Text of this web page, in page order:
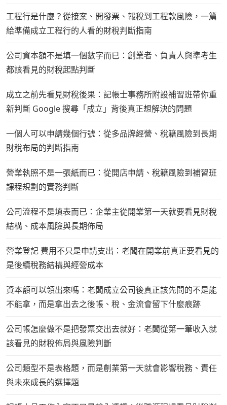
工程行是什麼？從接案、開發票、報稅到工程款風險，一篇
給準備成立工程行的人看的財稅判斷指南
公司資本額不是填一個數字而已：創業者、負責人與準考生
都該看見的財稅起點判斷
成立之前先看見財稅後果：記帳士事務所附設補習班帶你重
新判斷 Google 搜尋「成立」背後真正想解決的問題
一個人可以申請幾個行號：從多品牌經營、稅籍風險到長期
財稅布局的判斷指南
營業執照不是一張紙而已：從開店申請、稅籍風險到補習班
課程規劃的實務判斷
公司流程不是填表而已：企業主從開業第一天就要看見財稅
結構、成本風險與長期佈局
營業登記 費用不只是申請支出：老闆在開業前真正要看見的
是後續稅務結構與經營成本
資本額可以領出來嗎：老闆成立公司後真正該先問的不是能
不能拿，而是拿出去之後帳、稅、金流會留下什麼痕跡
公司帳怎麼做不是把發票交出去就好：老闆從第一筆收入就
該看見的財稅佈局與風險判斷
公司類型不是表格題，而是創業第一天就會影響稅務、責任
與未來成長的選擇題